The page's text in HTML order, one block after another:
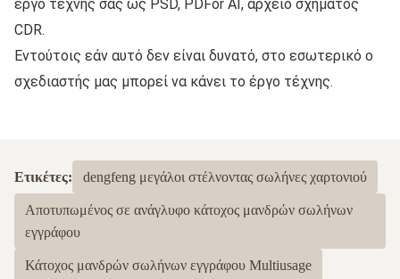
έργο τέχνης σας ως PSD, PDFor AI, αρχείο σχήματος
CDR.
Εντούτοις εάν αυτό δεν είναι δυνατό, στο εσωτερικό ο
σχεδιαστής μας μπορεί να κάνει το έργο τέχνης.
Ετικέτες: dengfeng μεγάλοι στέλνοντας σωλήνες χαρτονιού
Αποτυπωμένος σε ανάγλυφο κάτοχος μανδρών σωλήνων
εγγράφου
Κάτοχος μανδρών σωλήνων εγγράφου Multiusage